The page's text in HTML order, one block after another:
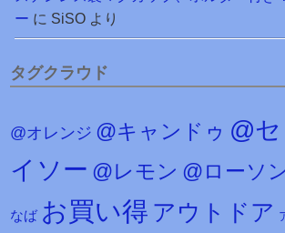
ー に SiSO より
タグクラウド
@オレンジ @キャンドゥ @
イソー @レモン @ローソ
なば お買い得 アウトドア